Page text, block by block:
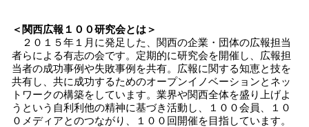
＜関西広報１００研究会とは＞
２０１５年１月に発足した、関西の企業・団体の広報担当
者らによる有志の会です。定期的に研究会を開催し、広報担
当者の成功事例や失敗事例を共有。広報に関する知恵と技を
共有し、共に成功するためのオープンイノベーションとネッ
トワークの構築をしています。業界や関西全体を盛り上げよ
うという自利利他の精神に基づき活動し、１００会員、１０
０メディアとのつながり、１００回開催を目指しています。